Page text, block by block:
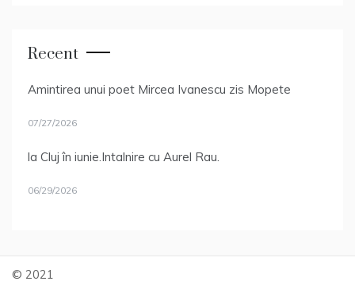
Recent
Amintirea unui poet Mircea Ivanescu zis Mopete
07/27/2026
la Cluj în iunie.Intalnire cu Aurel Rau.
06/29/2026
© 2021